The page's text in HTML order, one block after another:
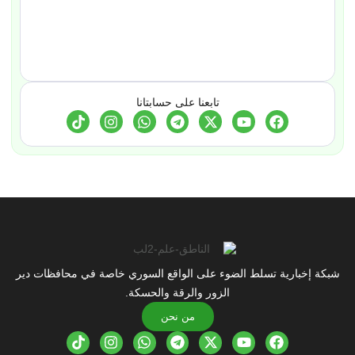
تابعنا على حسابتانا
شبكة إخبارية تسلط الضوء على الواقع السوري خاصة في محافظات دير
الزور والرقة والحسكة.
من نحن